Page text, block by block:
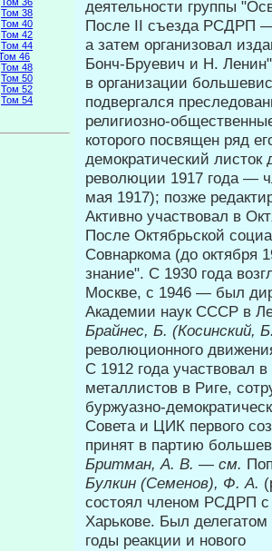
Том 38
Том 40
Том 42
Том 44
46
Том 48
Том 50
Том 52
Том 54
дея­тельности группы
После II съезда РСДРП —
а затем организовал
Бонч-Бруевич и Н.
в организации
подвергался
религиозно-
которого посвящен ряд
демократический листок
революции 1917 года —
мая 1917); позже
Ак­тивно участвовал в
После Октябрьской
Совнаркома (до октября
знание". С 1930 года
Москве, с 1946 — был
Академии наук СССР в
Брайнес, Б. (Косинский,
революционного
С 1912 года участвовал
металлистов в Риге,
буржуазно-
Совета и ЦИК первого
принят в партию
Бритман, А. В. — см.
Булкин (Семенов), Ф. А.
состоял членом РСДРП с
Харькове. Был
годы реакции и нового